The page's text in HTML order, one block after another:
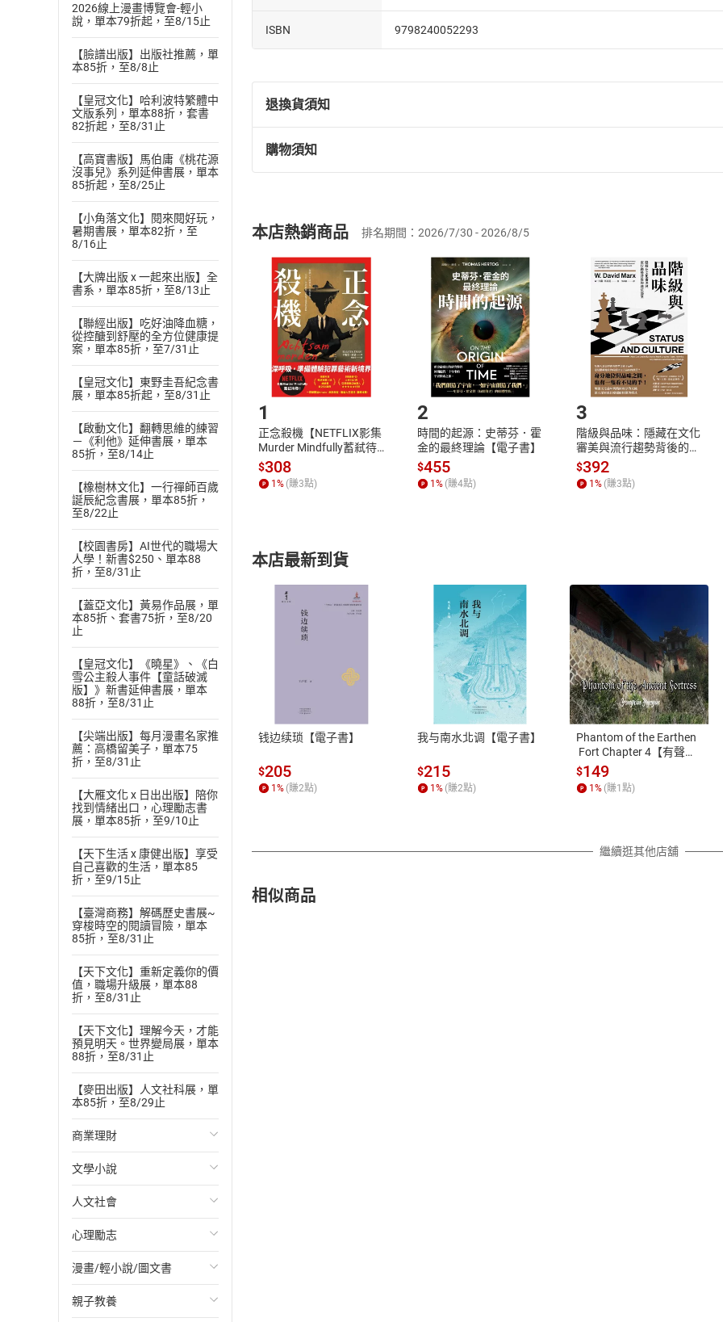
2026線上漫畫博覽會-輕小
說，單本79折起，至8/15止
【臉譜出版】出版社推薦，單
本85折，至8/8止
【皇冠文化】哈利波特繁體中
文版系列，單本88折，套書
82折起，至8/31止
【高寶書版】馬伯庸《桃花源
沒事兒》系列延伸書展，單本
85折起，至8/25止
【小角落文化】閱來閱好玩，
暑期書展，單本82折，至
8/16止
【大牌出版 x 一起來出版】全
書系，單本85折，至8/13止
【聯經出版】吃好油降血糖，
從控醣到舒壓的全方位健康提
案，單本85折，至7/31止
【皇冠文化】東野圭吾紀念書
展，單本85折起，至8/31止
【啟動文化】翻轉思維的練習
－《利他》延伸書展，單本
85折，至8/14止
【橡樹林文化】一行禪師百歲
誕辰紀念書展，單本85折，
至8/22止
【校園書房】AI世代的職場大
人學！新書$250、單本88
折，至8/31止
【蓋亞文化】黃易作品展，單
本85折、套書75折，至8/20
止
【皇冠文化】《曉星》、《白
雪公主殺人事件【童話破滅
版】》新書延伸書展，單本
88折，至8/31止
【尖端出版】每月漫畫名家推
薦：高橋留美子，單本75
折，至8/31止
【大雁文化 x 日出出版】陪你
找到情緒出口，心理勵志書
展，單本85折，至9/10止
【天下生活 x 康健出版】享受
自己喜歡的生活，單本85
折，至9/15止
【臺灣商務】解碼歷史書展~
穿梭時空的閱讀冒險，單本
85折，至8/31止
【天下文化】重新定義你的價
值，職場升級展，單本88
折，至8/31止
【天下文化】理解今天，才能
預見明天。世界變局展，單本
88折，至8/31止
【麥田出版】人文社科展，單
本85折，至8/29止
商業理財
投資理財
經濟/趨勢
財務/金融
管理/領導
職場工作術
文學小說
歐美文學
日本文學
韓國文學
華文文學
人文社會
國際關係
政治
社會科學
心理勵志
心靈成長/情緒
人際關係
漫畫/輕小說/圖文書
輕小說
親子教養
ISBN 9798240052293
退換貨須知
退換貨規定：
(一)依消費者保護法第19條第1項後段暨通訊交易解除權合理例外情事適用
(二)消費者訂購本店鋪之商品即代表知悉本店鋪所銷售之商品為電子書，
且已下載/存取電子書，不得請求退貨退款。
退貨方式：您欲取消訂單或辦理退貨時，請登入樂天市場，並於「我的訂單
貨」，本店鋪將依您的申請進行審核，待審核通過後將為您辦理退款事宜。
請注意，樂天市場須以整筆訂單為單位進行取消/退貨，恕無法以單支商品取
購物須知
挑選商品
Choose
放入購物車
Shopping cart
登入帳號
Login
購書後，如何開始使用？
Step1.選擇閱讀載具 Step2.登入
付款方式
ATM轉帳、信用卡、LINE PAY、AFTEE
退換貨規範
本店是否提供消費者保護法七日猶
之權利，遽消費者保護法及通訊交
除權合理例外情事適用準則，依商
質各有不同規定。詳細退換貨說明
照各商品說明。
本店熱銷商品 排名期間：2026/7/30 - 2026/8/5
1
正念殺機【NETFLIX影集
Murder Mindfully蓄弒待
發】【電子書】
$308
1% (賺3點)
2
時間的起源：史蒂芬．霍
金的最終理論【電子書】
$455
1% (賺4點)
3
階級與品味：隱藏在文化
審美與流行趨勢背後的地
位渴望【電子書】
$392
1% (賺3點)
本店最新到貨
钱边续琐【電子書】
$205
1% (賺2點)
我与南水北调【電子書】
$215
1% (賺2點)
Phantom of the Earthen
Fort Chapter 4【有聲
書】
$149
1% (賺1點)
繼續逛其他店舖
相似商品